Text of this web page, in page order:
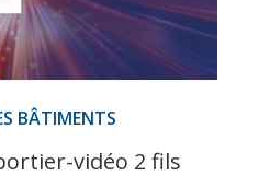
BÂTIMENTS
vidéo 2 fils